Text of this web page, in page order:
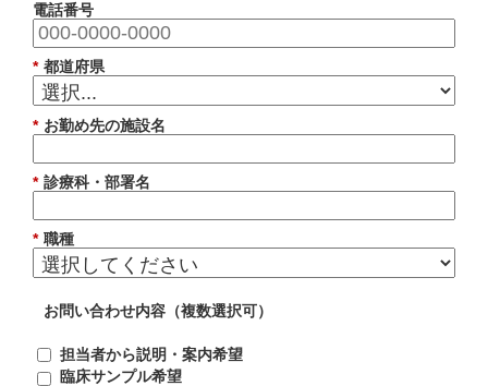
電話番号
* 都道府県
* お勤め先の施設名
* 診療科・部署名
* 職種
お問い合わせ内容（複数選択可）
担当者から説明・案内希望
臨床サンプル希望